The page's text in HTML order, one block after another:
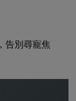
告別尋寵焦